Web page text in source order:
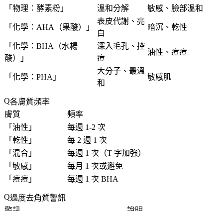
「 物理：酵素粉 」 溫和分解 敏感、臉部溫和
「 化學：AHA（果酸） 」
表皮代謝、亮
白
暗沉、乾性
「 化學：BHA（水楊
酸）
」
深入毛孔、控
痘
油性、痘痘
「 化學：PHA 」
大分子、最溫
和
敏感肌
各膚質頻率
膚質
頻率
「 油性 」
每週 1-2 次
「 乾性 」
每 2 週 1 次
「 混合 」
每週 1 次（T 字加強）
「 敏感 」
每月 1 次或避免
「 痘痘 」 每週 1 次 BHA
過度去角質警訊